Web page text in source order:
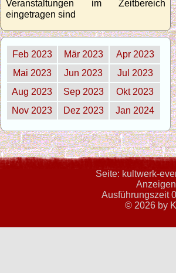
Veranstaltungen im Zeitbereich
eingetragen sind
Feb 2023 Mär 2023
Apr 2023
Mai 2023
Jun 2023
Jul 2023
Aug 2023
Sep 2023
Okt 2023
Nov 2023
Dez 2023 Jan 2024
Seite: kultwerk-
Ausführungszeit
© 2026 by